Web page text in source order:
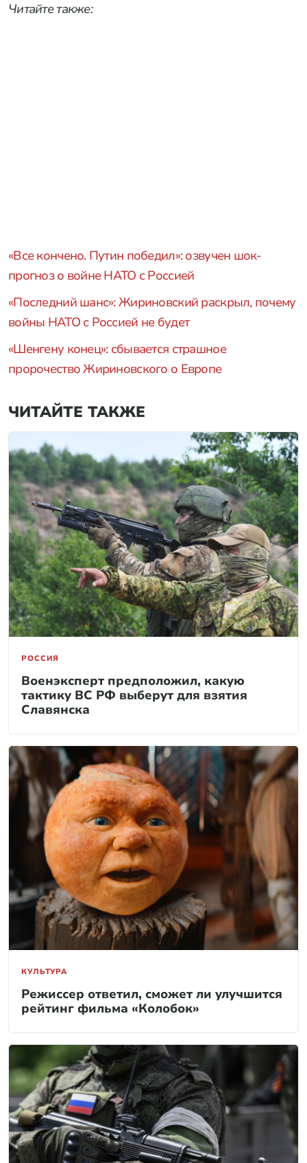
Читайте также:
«Все кончено. Путин победил»: озвучен шок-
прогноз о войне НАТО с Россией
«Последний шанс»: Жириновский раскрыл, почему
войны НАТО с Россией не будет
«Шенгену конец»: сбывается страшное
пророчество Жириновского о Европе
ЧИТАЙТЕ ТАКЖЕ
РОССИЯ
Военэксперт предположил, какую
тактику ВС РФ выберут для взятия
Славянска
КУЛЬТУРА
Режиссер ответил, сможет ли улучшится
рейтинг фильма «Колобок»